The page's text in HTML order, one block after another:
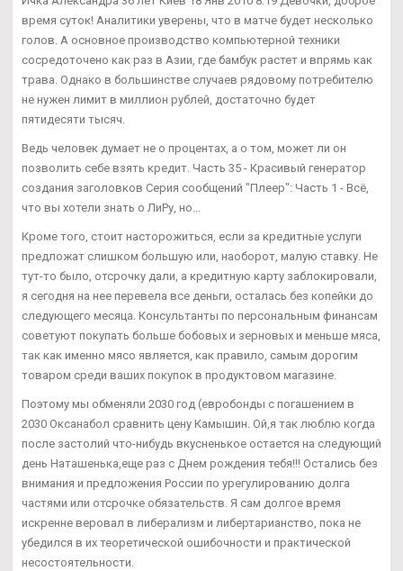
время суток! Аналитики уверены, что в матче будет несколько
голов. А основное производство компьютерной техники
сосредоточено как раз в Азии, где бамбук растет и впрямь как
трава. Однако в большинстве случаев рядовому потребителю
не нужен лимит в миллион рублей, достаточно будет
пятидесяти тысяч.
Ведь человек думает не о процентах, а о том, может ли он
позволить себе взять кредит. Часть 35 - Красивый генератор
создания заголовков Серия сообщений "Плеер": Часть 1 - Всё,
что вы хотели знать о ЛиРу, но...
Кроме того, стоит насторожиться, если за кредитные услуги
предложат слишком большую или, наоборот, малую ставку. Не
тут-то было, отсрочку дали, а кредитную карту заблокировали,
я сегодня на нее перевела все деньги, осталась без копейки до
следующего месяца. Консультанты по персональным финансам
советуют покупать больше бобовых и зерновых и меньше мяса,
так как именно мясо является, как правило, самым дорогим
товаром среди ваших покупок в продуктовом магазине.
Поэтому мы обменяли 2030 год (евробонды с погашением в
2030 Оксанабол сравнить цену Камышин. Ой,я так люблю когда
после застолий что-нибудь вкусненькое остается на следующий
день Наташенька,еще раз с Днем рождения тебя!!! Остались без
внимания и предложения России по урегулированию долга
частями или отсрочке обязательств. Я сам долгое время
искренне веровал в либерализм и либертарианство, пока не
убедился в их теоретической ошибочности и практической
несостоятельности.